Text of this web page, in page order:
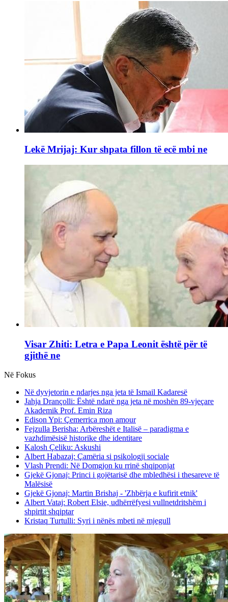
Lekë Mrijaj: Kur shpata fillon të ecë mbi ne
Visar Zhiti: Letra e Papa Leonit është për të
gjithë ne
Në Fokus
Në dyvjetorin e ndarjes nga jeta të Ismail Kadaresë
Jahja Drançolli: Është ndarë nga jeta në moshën 89-vjeçare
Akademik Prof. Emin Riza
Edison Ypi: Çemerrica mon amour
Fejzulla Berisha: Arbëreshët e Italisë – paradigma e
vazhdimësisë historike dhe identitare
Kalosh Çeliku: Askushi
Albert Habazaj: Çamëria si psikologji sociale
Vlash Prendi: Në Domgjon ku rrinë shqiponjat
Gjekë Gjonaj: Princi i gojëtarisë dhe mbledhësi i thesareve të
Malësisë
Gjekë Gjonaj: Martin Brishaj - 'Zhbërja e kufirit etnik'
Albert Vataj: Robert Elsie, udhërrëfyesi vullnetdritshëm i
shpirtit shqiptar
Kristaq Turtulli: Syri i nënës mbeti në mjegull